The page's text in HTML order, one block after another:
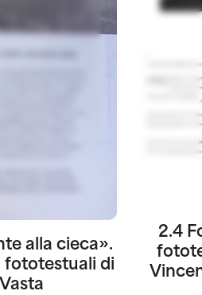
alla cieca».
fototestuali di
2.4